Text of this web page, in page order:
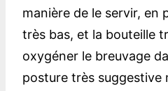
manière de le servir, en
très bas, et la bouteille
oxygéner le breuvage
posture très suggestive